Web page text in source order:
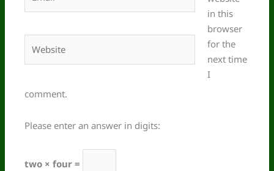
in this
browser
for the
next time
I
comment.
Please enter an answer in digits:
two × four =